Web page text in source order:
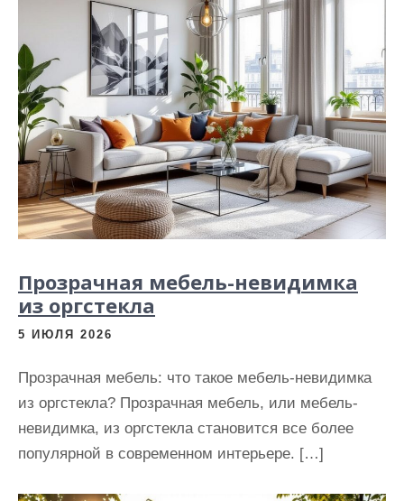
Прозрачная мебель-невидимка
из оргстекла
5 ИЮЛЯ 2026
Прозрачная мебель: что такое мебель-невидимка
из оргстекла? Прозрачная мебель, или мебель-
невидимка, из оргстекла становится все более
популярной в современном интерьере. […]